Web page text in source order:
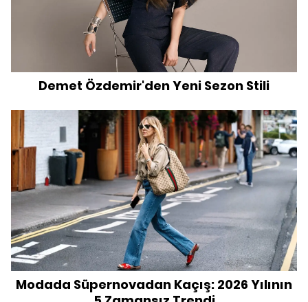
Demet Özdemir'den Yeni Sezon Stili
Modada Süpernovadan Kaçış: 2026 Yılının